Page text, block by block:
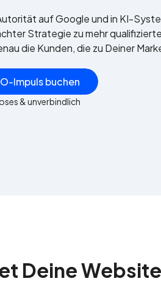
auf Google und in KI-
Strategie zu mehr
die Kunden, die zu Deiner
Impuls buchen
& unverbindlich
Deine